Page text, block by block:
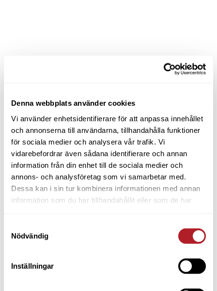
Denna webbplats använder cookies
Vi använder enhetsidentifierare för att anpassa innehållet
och annonserna till användarna, tillhandahålla funktioner
för sociala medier och analysera vår trafik. Vi
vidarebefordrar även sådana identifierare och annan
information från din enhet till de sociala medier och
annons- och analysföretag som vi samarbetar med.
Dessa kan i sin tur kombinera informationen med annan
information som du har tillhandahållit eller som de har
Nödvändig
Inställningar